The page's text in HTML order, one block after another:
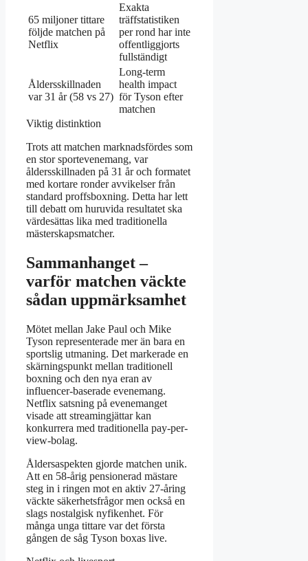
65 miljoner tittare
följde matchen på
Netflix
Exakta
träffstatistiken
per rond har inte
offentliggjorts
fullständigt
Åldersskillnaden
var 31 år (58 vs 27)
Long-term
health impact
för Tyson efter
matchen
Viktig distinktion
Trots att matchen marknadsfördes som
en stor sportevenemang, var
åldersskillnaden på 31 år och formatet
med kortare ronder avvikelser från
standard proffsboxning. Detta har lett
till debatt om huruvida resultatet ska
värdesättas lika med traditionella
mästerskapsmatcher.
Sammanhanget –
varför matchen väckte
sådan uppmärksamhet
Mötet mellan Jake Paul och Mike
Tyson representerade mer än bara en
sportslig utmaning. Det markerade en
skärningspunkt mellan traditionell
boxning och den nya eran av
influencer-baserade evenemang.
Netflix satsning på evenemanget
visade att streamingjättar kan
konkurrera med traditionella pay-per-
view-bolag.
Åldersaspekten gjorde matchen unik.
Att en 58-årig pensionerad mästare
steg in i ringen mot en aktiv 27-åring
väckte säkerhetsfrågor men också en
slags nostalgisk nyfikenhet. För
många unga tittare var det första
gången de såg Tyson boxas live.